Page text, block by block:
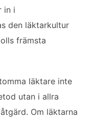
in i
den läktarkultur
främsta
läktare inte
utan i allra
Om läktarna